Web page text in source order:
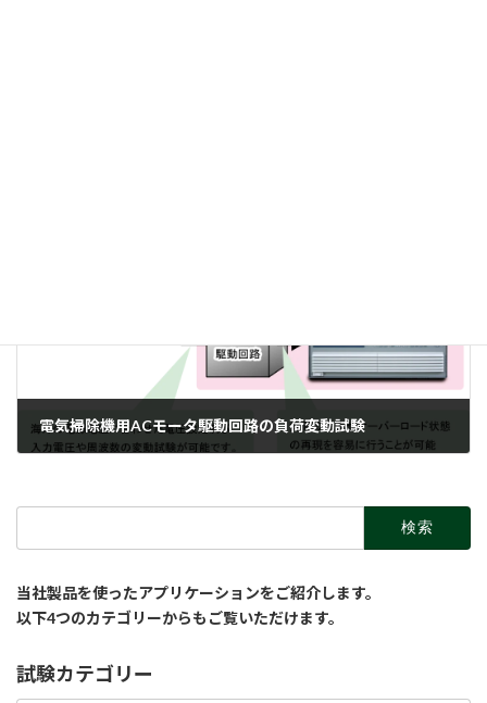
電気掃除機用ACモータ駆動回路の負荷変動試験
当社製品を使ったアプリケーションをご紹介します。
以下4つのカテゴリーからもご覧いただけます。
試験カテゴリー